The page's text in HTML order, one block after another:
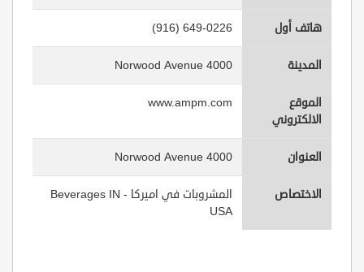
هاتف أول (916) 649-0226
المدينة 4000 Norwood Avenue
الموقع
الالكتروني
www.ampm.com
العنوان 4000 Norwood Avenue
الاختصاص
المشروبات في اميركا - Beverages IN
USA